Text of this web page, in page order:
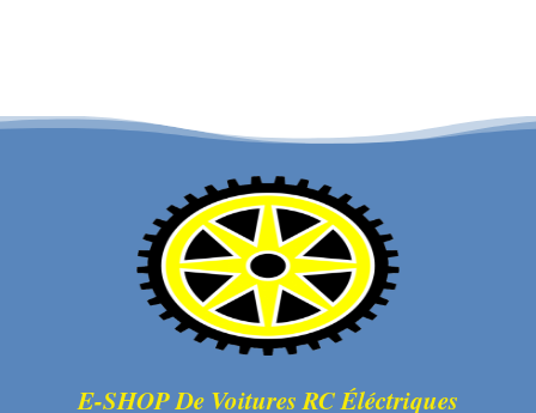
/
E-SHOP De Voitures RC Éléctriques